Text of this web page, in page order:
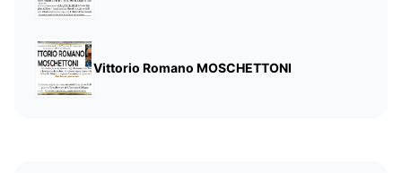
Vittorio Romano MOSCHETTONI